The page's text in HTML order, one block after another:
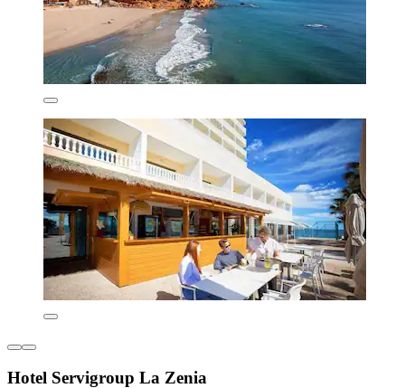
Hotel Servigroup La Zenia